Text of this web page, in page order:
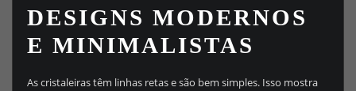
DESIGNS MODERNOS
E MINIMALISTAS
As cristaleiras têm linhas retas e são bem simples. Isso mostra